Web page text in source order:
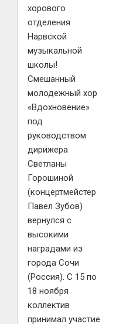
хорового
отделения
Нарвской
музыкальной
школы!
Смешанный
молодежный хор
«Вдохновение»
под
руководством
дирижера
Светланы
Горошиной
(концертмейстер
Павел Зубов)
вернулся с
высокими
наградами из
города Сочи
(Россия). С 15 по
18 ноября
коллектив
принимал участие